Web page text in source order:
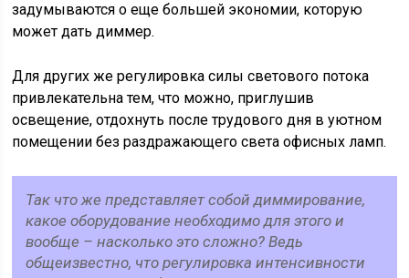
задумываются о еще большей экономии, которую
может дать диммер.
Для других же регулировка силы светового потока
привлекательна тем, что можно, приглушив
освещение, отдохнуть после трудового дня в уютном
помещении без раздражающего света офисных ламп.
Так что же представляет собой диммирование,
какое оборудование необходимо для этого и
вообще – насколько это сложно? Ведь
общеизвестно, что регулировка интенсивности